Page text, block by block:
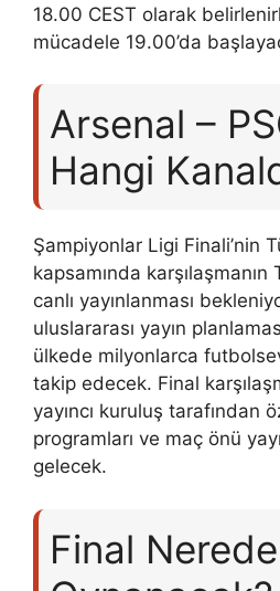
18.00 CEST olarak
mücadele 19.00’da
Arsenal –
Hangi
Şampiyonlar Ligi Finali’nin
kapsamında karşılaşmanın
canlı yayınlanması
uluslararası yayın
ülkede milyonlarca
takip edecek. Final
yayıncı kuruluş tarafından
programları ve maç önü
gelecek.
Final Nerede